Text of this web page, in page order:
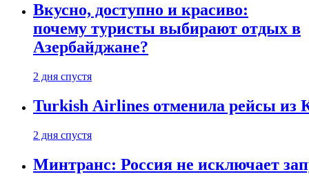
Вкусно, доступно и красиво:
почему туристы выбирают отдых в
Азербайджане?
2 дня спустя
Turkish Airlines отменила рейсы из
2 дня спустя
Минтранс: Россия не исключает